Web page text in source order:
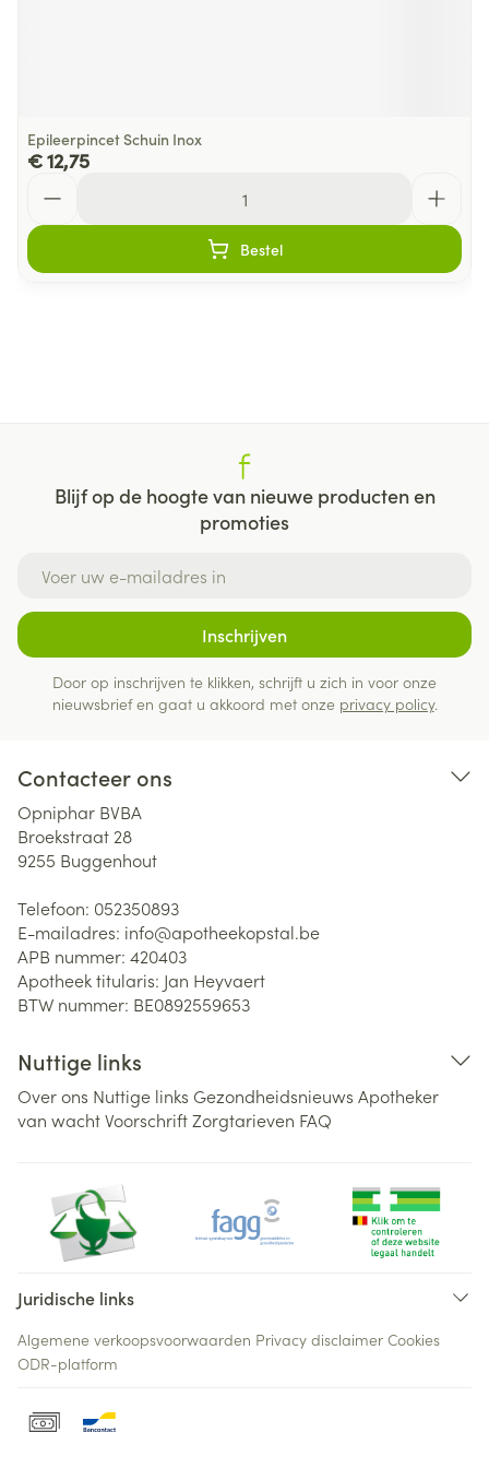
Epileerpincet Schuin Inox
€ 12,75
Bestel
Blijf op de hoogte van nieuwe producten en
promoties
Inschrijven
Door op inschrijven te klikken, schrijft u zich in voor onze
nieuwsbrief en gaat u akkoord met onze privacy policy.
Contacteer ons
Opniphar BVBA
Broekstraat 28
9255 Buggenhout
Telefoon: 052350893
E-mailadres: info@apotheekopstal.be
APB nummer: 420403
Apotheek titularis: Jan Heyvaert
BTW nummer: BE0892559653
Nuttige links
Over ons Nuttige links Gezondheidsnieuws Apotheker
van wachtVoorschriftZorgtarieven FAQ
Juridische links
Algemene verkoopsvoorwaarden Privacy disclaimer Cookies
ODR-platform